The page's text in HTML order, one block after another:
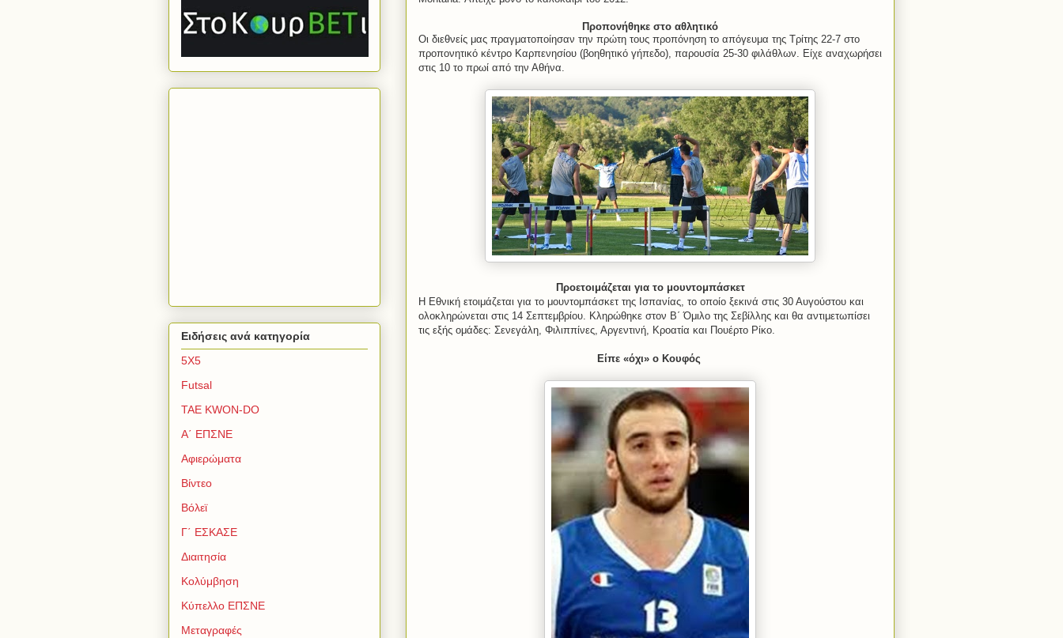
Προπονήθηκε στο αθλητικό
Οι διεθνείς μας πραγματοποίησαν την πρώτη τους προπόνηση το απόγευμα της Τρίτης 22-7 στο
προπονητικό κέντρο Καρπενησίου (βοηθητικό γήπεδο), παρουσία 25-30 φιλάθλων. Είχε αναχωρήσει
στις 10 το πρωί από την Αθήνα.
Προετοιμάζεται για το μουντομπάσκετ
Η Εθνική ετοιμάζεται για το μουντομπάσκετ της Ισπανίας, το οποίο ξεκινά στις 30 Αυγούστου και
ολοκληρώνεται στις 14 Σεπτεμβρίου. Κληρώθηκε στον Β΄ Όμιλο της Σεβίλλης και θα αντιμετωπίσει
τις εξής ομάδες: Σενεγάλη, Φιλιππίνες, Αργεντινή, Κροατία και Πουέρτο Ρίκο.
Είπε «όχι» ο Κουφός
Ειδήσεις ανά κατηγορία
5Χ5
Futsal
TAE KWON-DO
Α΄ ΕΠΣΝΕ
Αφιερώματα
Βίντεο
Βόλεϊ
Γ΄ ΕΣΚΑΣΕ
Διαιτησία
Κολύμβηση
Κύπελλο ΕΠΣΝΕ
Μεταγραφές